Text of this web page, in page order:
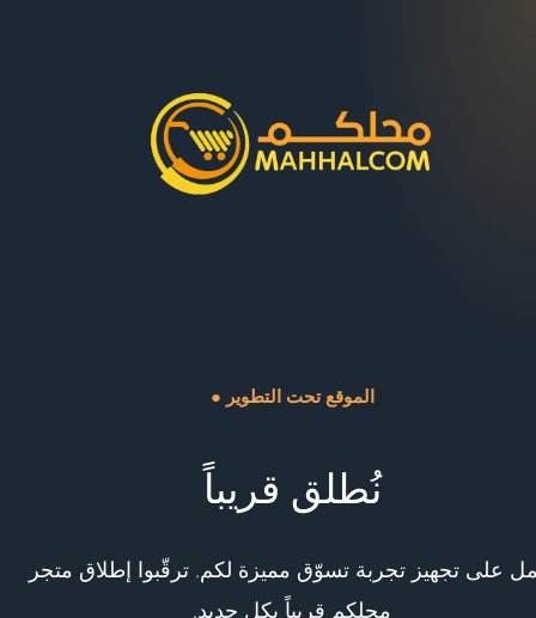
● الموقع تحت التطوير
نُطلق قريباً
على تجهيز تجربة تسوّق مميزة لكم. ترقّبوا إطلاق متجر
محلكم قريباً بكل جديد.